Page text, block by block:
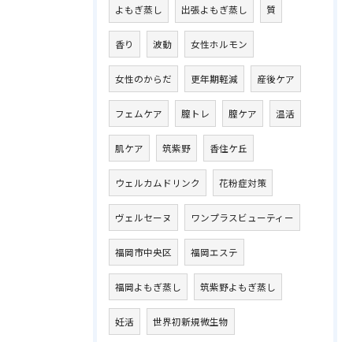
よもぎ蒸し 出張よもぎ蒸し 質
香り 波動 女性ホルモン
女性のからだ 更年期軽減 産後ケア
フェムケア 膣トレ 膣ケア 温活
肌ケア 筑紫野 香住ケ丘
ウェルカムドリンク 花粉症対策
ヴェルセーヌ ワンプラスビューティー
福岡市中央区 福岡エステ
福岡よもぎ蒸し 筑紫野よもぎ蒸し
妊活 世界初新規微生物